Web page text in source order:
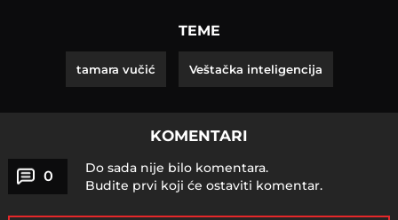
TEME
tamara vučić Veštačka inteligencija
KOMENTARI
0
Do sada nije bilo komentara.
Budite prvi koji će ostaviti komentar.